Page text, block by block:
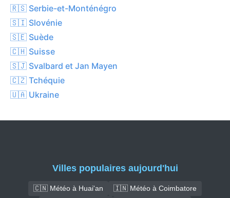
🇷🇸 Serbie-et-Monténégro
🇸🇮 Slovénie
🇸🇪 Suède
🇨🇭 Suisse
🇸🇯 Svalbard et Jan Mayen
🇨🇿 Tchéquie
🇺🇦 Ukraine
Villes populaires aujourd'hui
🇨🇳 Météo à Huai'an
🇮🇳 Météo à Coimbatore